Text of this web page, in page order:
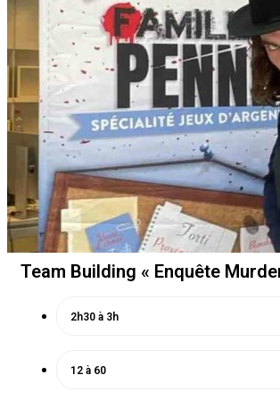
Team Building « Enquête
2h30 à 3h
12 à 60